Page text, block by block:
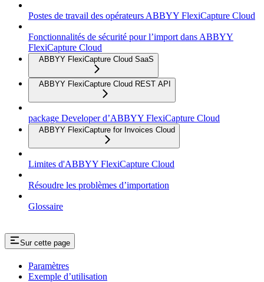
Postes de travail des opérateurs ABBYY FlexiCapture Cloud
Fonctionnalités de sécurité pour l’import dans ABBYY
FlexiCapture Cloud
ABBYY FlexiCapture Cloud SaaS
ABBYY FlexiCapture Cloud REST API
package Developer d’ABBYY FlexiCapture Cloud
ABBYY FlexiCapture for Invoices Cloud
Limites d'ABBYY FlexiCapture Cloud
Résoudre les problèmes d’importation
Glossaire
Sur cette page
Paramètres
Exemple d’utilisation